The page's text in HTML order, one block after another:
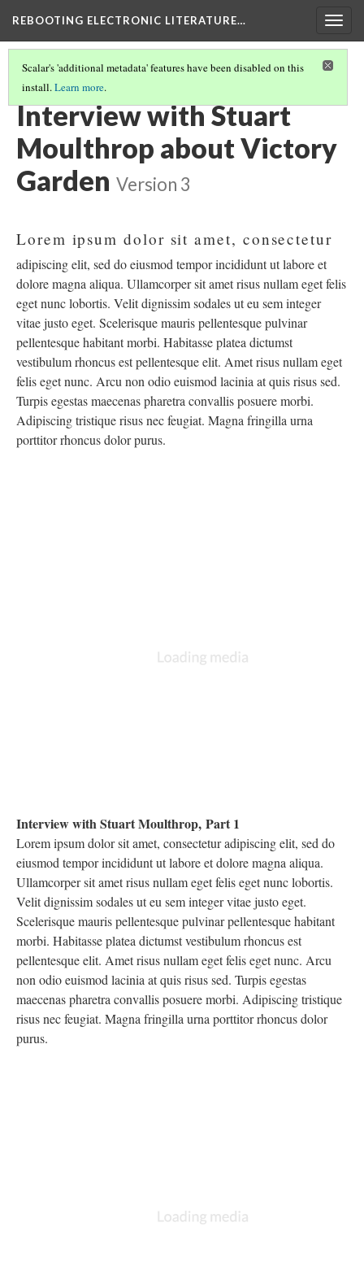
REBOOTING ELECTRONIC LITERATURE…
Scalar's 'additional metadata' features have been disabled on this
install.Learn more.
STUART MOULTHROP'S "VICTORY GARDEN"
Interview with Stuart
Moulthrop about Victory
Garden Version 3
Lorem ipsum dolor sit amet, consectetur
adipiscing elit, sed do eiusmod tempor incididunt ut labore et
dolore magna aliqua. Ullamcorper sit amet risus nullam eget felis
eget nunc lobortis. Velit dignissim sodales ut eu sem integer
vitae justo eget. Scelerisque mauris pellentesque pulvinar
pellentesque habitant morbi. Habitasse platea dictumst
vestibulum rhoncus est pellentesque elit. Amet risus nullam eget
felis eget nunc. Arcu non odio euismod lacinia at quis risus sed.
Turpis egestas maecenas pharetra convallis posuere morbi.
Adipiscing tristique risus nec feugiat. Magna fringilla urna
porttitor rhoncus dolor purus.
Interview with Stuart Moulthrop, Part 1
Lorem ipsum dolor sit amet, consectetur adipiscing elit, sed do
eiusmod tempor incididunt ut labore et dolore magna aliqua.
Ullamcorper sit amet risus nullam eget felis eget nunc lobortis.
Velit dignissim sodales ut eu sem integer vitae justo eget.
Scelerisque mauris pellentesque pulvinar pellentesque habitant
morbi. Habitasse platea dictumst vestibulum rhoncus est
pellentesque elit. Amet risus nullam eget felis eget nunc. Arcu
non odio euismod lacinia at quis risus sed. Turpis egestas
maecenas pharetra convallis posuere morbi. Adipiscing tristique
risus nec feugiat. Magna fringilla urna porttitor rhoncus dolor
purus.